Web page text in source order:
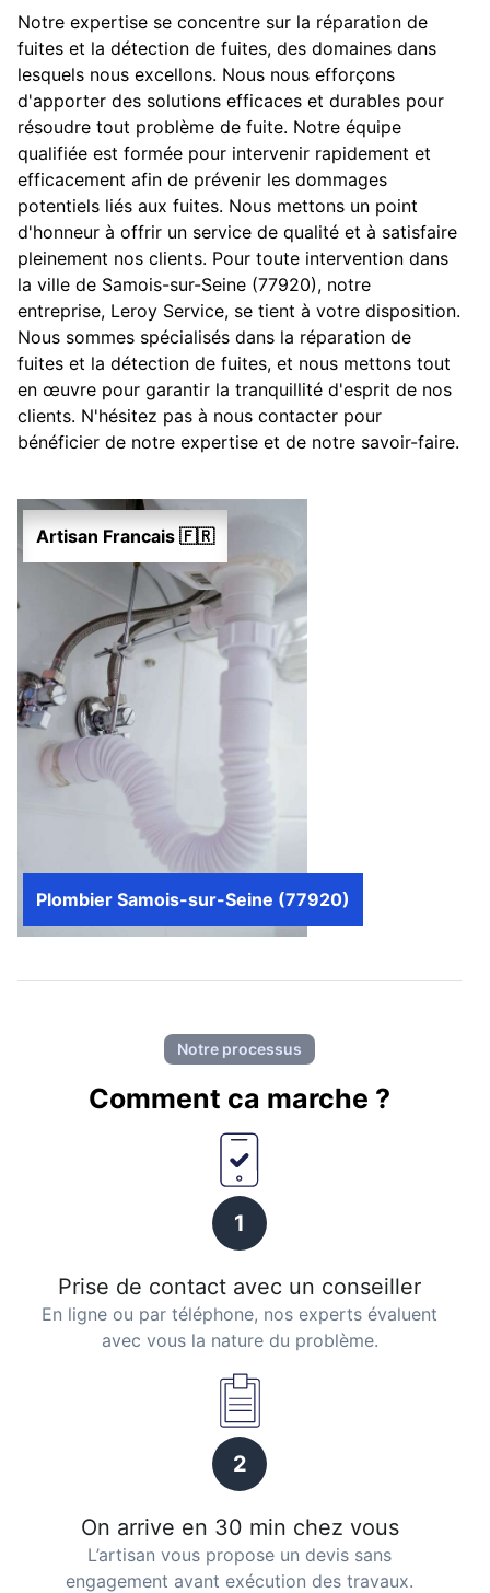
Notre expertise se concentre sur la réparation de
fuites et la détection de fuites, des domaines dans
lesquels nous excellons. Nous nous efforçons
d'apporter des solutions efficaces et durables pour
résoudre tout problème de fuite. Notre équipe
qualifiée est formée pour intervenir rapidement et
efficacement afin de prévenir les dommages
potentiels liés aux fuites. Nous mettons un point
d'honneur à offrir un service de qualité et à satisfaire
pleinement nos clients. Pour toute intervention dans
la ville de Samois-sur-Seine (77920), notre
entreprise, Leroy Service, se tient à votre disposition.
Nous sommes spécialisés dans la réparation de
fuites et la détection de fuites, et nous mettons tout
en œuvre pour garantir la tranquillité d'esprit de nos
clients. N'hésitez pas à nous contacter pour
bénéficier de notre expertise et de notre savoir-faire.
Artisan Francais 🇫🇷
Plombier Samois-sur-Seine (77920)
Notre processus
Comment ca marche ?
1
Prise de contact avec un conseiller
En ligne ou par téléphone, nos experts évaluent
avec vous la nature du problème.
2
On arrive en 30 min chez vous
L’artisan vous propose un devis sans
engagement avant exécution des travaux.